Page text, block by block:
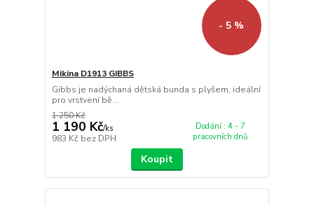
- 5 %
Mikina D1913 GIBBS
Gibbs je nadýchaná dětská bunda s plyšem, ideální
pro vrstvení bě...
1 250 Kč
1 190 Kč/ks
983 Kč bez DPH
Dodání : 4 - 7
pracovních dnů
Koupit